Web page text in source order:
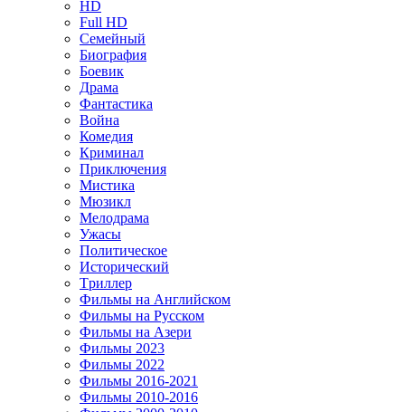
HD
Full HD
Семейный
Биография
Боевик
Драма
Фантастика
Война
Комедия
Криминал
Приключения
Мистика
Мюзикл
Мелодрама
Ужасы
Политическое
Исторический
Tриллер
Фильмы на Английском
Фильмы на Русском
Фильмы на Азери
Фильмы 2023
Фильмы 2022
Фильмы 2016-2021
Фильмы 2010-2016